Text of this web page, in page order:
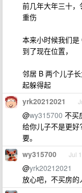
前几年大年三十
重伤
本来小时候我们
到了现在位置，
邻居 B 两个儿子
起躲得起
yrk20212021
@wy315700 不买
给你儿子不是更
要。
wy315700 Jul
@yrk20212021
放心吧，不买房的